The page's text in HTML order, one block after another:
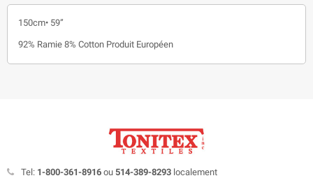
150cm• 59”
92% Ramie 8% Cotton Produit Européen
Tel: 1-800-361-8916 ou 514-389-8293 localement